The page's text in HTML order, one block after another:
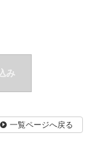
み
一覧ページへ戻る